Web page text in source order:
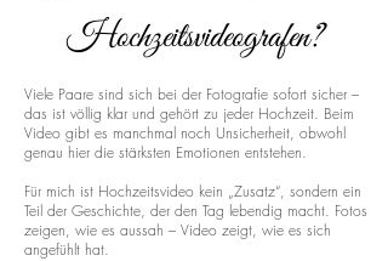
Hochzeitsvideografen?
Viele Paare sind sich bei der Fotografie sofort sicher –
das ist völlig klar und gehört zu jeder Hochzeit. Beim
Video gibt es manchmal noch Unsicherheit, obwohl
genau hier die stärksten Emotionen entstehen.
Für mich ist Hochzeitsvideo kein „Zusatz“, sondern ein
Teil der Geschichte, der den Tag lebendig macht. Fotos
zeigen, wie es aussah – Video zeigt, wie es sich
angefühlt hat.